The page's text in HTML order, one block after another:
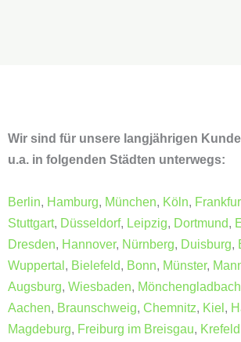
Wir sind für unsere langjährigen
u.a. in folgenden Städten unterwegs:
Berlin, Hamburg, München, Köln,
Stuttgart, Düsseldorf, Leipzig, Dortmund,
Dresden, Hannover, Nürnberg, Duisburg,
Wuppertal , Bielefeld, Bonn, Münster,
Augsburg, Wiesbaden, Mönchengladbach
Aachen, Braunschweig, Chemnitz, Kiel ,
Magdeburg, Freiburg im Breisgau, Krefeld